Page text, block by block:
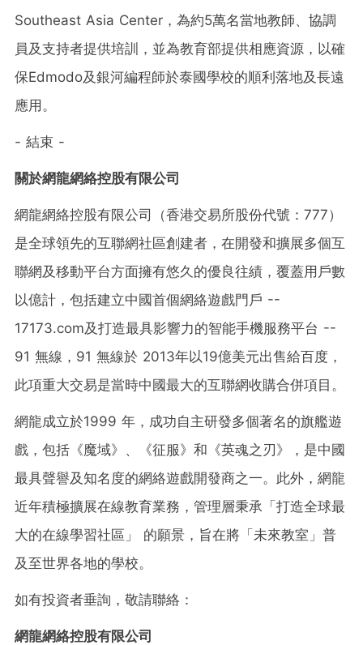
Southeast Asia Center，為約5萬名當地教師、協調
員及支持者提供培訓，並為教育部提供相應資源，以確
保Edmodo及銀河編程師於泰國學校的順利落地及長遠
應用。
- 結束 -
關於網龍網絡控股有限公司
網龍網絡控股有限公司（香港交易所股份代號：777）
是全球領先的互聯網社區創建者，在開發和擴展多個互
聯網及移動平台方面擁有悠久的優良往績，覆蓋用戶數
以億計，包括建立中國首個網絡遊戲門戶 --
17173.com及打造最具影響力的智能手機服務平台 --
91 無線，91 無線於 2013年以19億美元出售給百度，
此項重大交易是當時中國最大的互聯網收購合併項目。
網龍成立於1999 年，成功自主研發多個著名的旗艦遊
戲，包括《魔域》、《征服》和《英魂之刃》，是中國
最具聲譽及知名度的網絡遊戲開發商之一。此外，網龍
近年積極擴展在線教育業務，管理層秉承「打造全球最
大的在線學習社區」 的願景，旨在將「未來教室」普
及至世界各地的學校。
如有投資者垂詢，敬請聯絡：
網龍網絡控股有限公司